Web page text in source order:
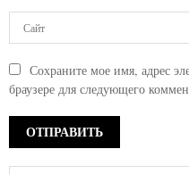
Сохраните мое имя, адрес
браузере для следующего